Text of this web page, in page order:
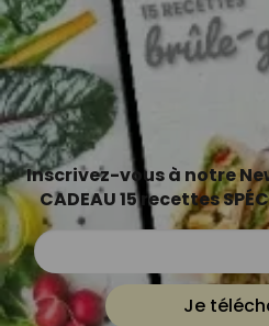
Inscrivez-vous à notre
CADEAU 15 recettes
Je